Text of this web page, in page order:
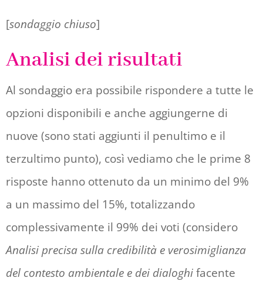
[sondaggio chiuso]
Analisi dei risultati
Al sondaggio era possibile rispondere a tutte le
opzioni disponibili e anche aggiungerne di
nuove (sono stati aggiunti il penultimo e il
terzultimo punto), così vediamo che le prime 8
risposte hanno ottenuto da un minimo del 9%
a un massimo del 15%, totalizzando
complessivamente il 99% dei voti (considero
Analisi precisa sulla credibilità e verosimiglianza
del contesto ambientale e dei dialoghifacente